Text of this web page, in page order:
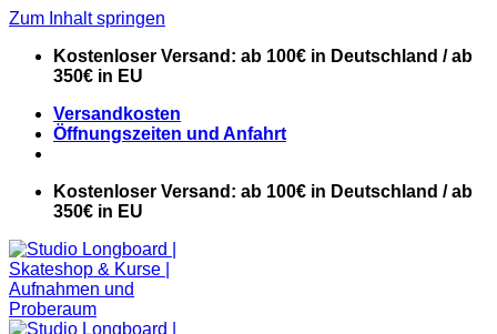
Zum Inhalt springen
Kostenloser Versand: ab 100€ in Deutschland / ab
350€ in EU
Versandkosten
Öffnungszeiten und Anfahrt
Kostenloser Versand: ab 100€ in Deutschland / ab
350€ in EU